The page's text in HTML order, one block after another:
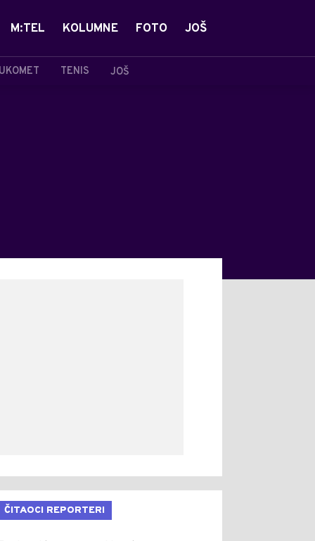
TENIS JOŠ
M:TEL KOLUMNE FOTO JOŠ
ČITAOCI REPORTERI